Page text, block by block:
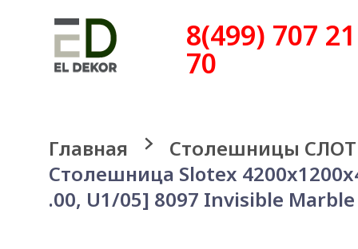
8(499) 707 21
70
Главная
Столешницы
Столешница Slotex
.00, U1/05] 8097 Invisible Marble